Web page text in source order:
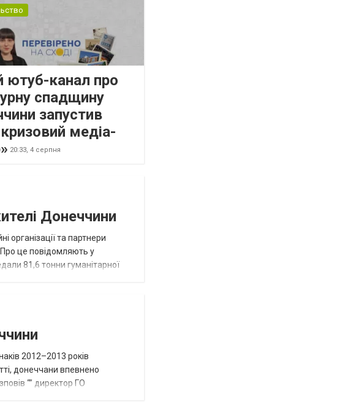
ютуб-канал про
спадщину
запустив
медіа-
20:33, 4 серпня
Донеччини
організації та партнери
Про це повідомляють у
81,6 тонни гуманітарної
2012–2013 років
донеччани впевнено
“” директор ГО